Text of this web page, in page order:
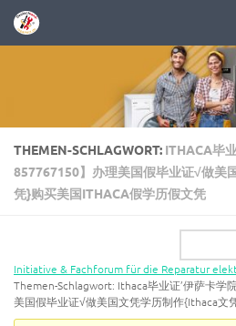
Zum Inhalt springen
THEMEN-SCHLAGWORT: ITHACA毕
857767150】办理美国假毕业证√做美
凭}购买美国ITHACA假学历假文凭
Initiative & Fachforum für die Reparatur
Themen-Schlagwort: Ithaca毕业证’伊萨卡学
美国假毕业证√做美国文凭学历制作{Ithaca文